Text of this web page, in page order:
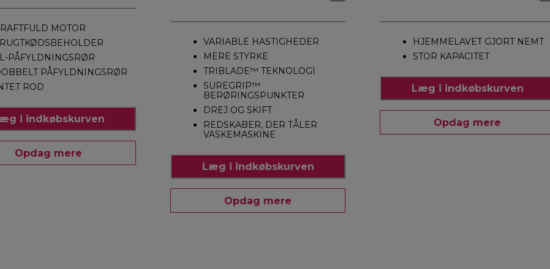
MOTOR
PÅFYLDNINGSRØR
PÅFYLDNINGSRØR
ROD
i indkøbskurven
Opdag mere
VARIABLE HASTIGHEDER
MERE STYRKE
TRIBLADE™ TEKNOLOGI
SUREGRIP™
BERØRINGSPUNKTER
DREJ OG SKIFT
REDSKABER, DER TÅLER
VASKEMASKINE
Læg i indkøbskurven
Opdag mere
HJEMMELAVET GJORT NEMT
STOR KAPACITET
Læg i indkøbskurven
Opdag mere